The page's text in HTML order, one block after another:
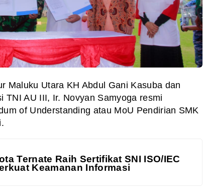
Maluku Utara KH Abdul Gani Kasuba dan
TNI AU III, Ir. Novyan Samyoga resmi
of Understanding atau MoU Pendirian SMK
Ternate Raih Sertifikat SNI ISO/IEC
Keamanan Informasi